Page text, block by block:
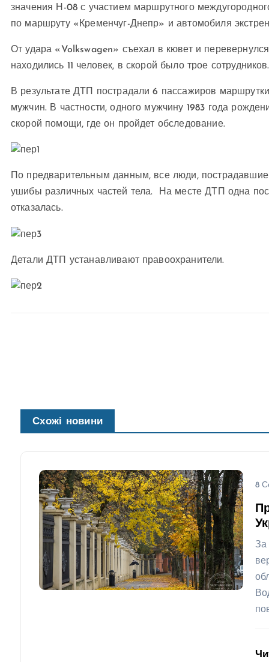
значения Н-08 с участием маршрутного
по маршруту «Кременчуг-Днепр» и автомобиля
От удара «Volkswagen» съехал в кювет и
находились 11 человек, в скорой было трое сотрудников.
В результате ДТП пострадали 6 пассажиров
мужчин. В частности, одного мужчину 1983 года
скорой помощи, где он пройдет обследование.
По предварительным данным, все люди,
ушибы различных частей тела. На месте ДТП одна
отказалась.
Детали ДТП устанавливают правоохранители.
Схожі новини
8
За